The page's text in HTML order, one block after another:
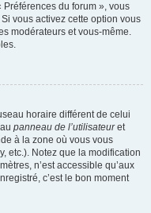
Préférences du forum », vous
Si vous activez cette option vous
modérateurs et vous-même.
horaire différent de celui
panneau de l’utilisateuret
à la zone où vous vous
etc.). Notez que la modification
n’est accessible qu’aux
c’est le bon moment